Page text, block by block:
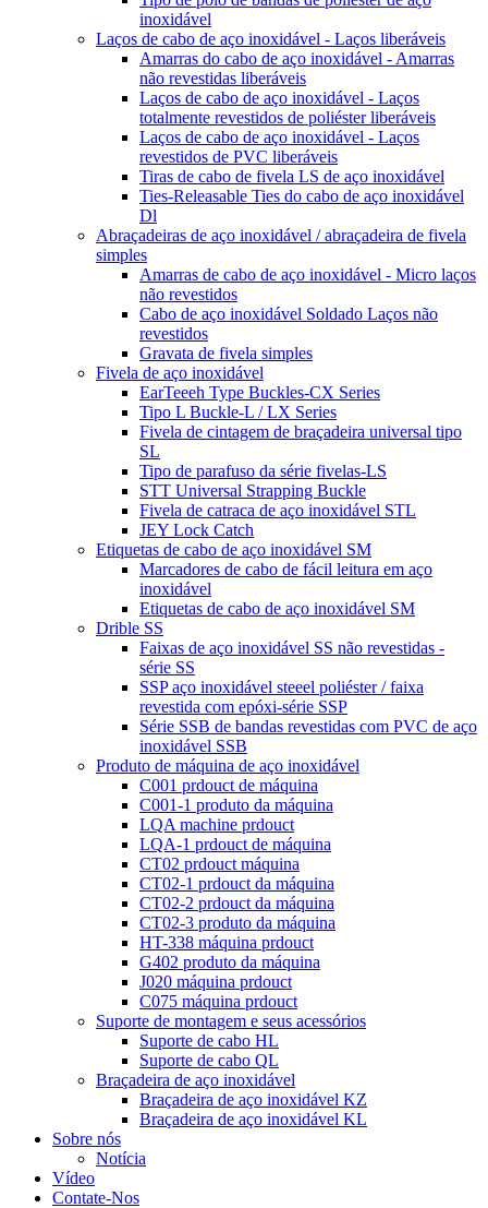
inoxidável
Laços de cabo de aço inoxidável - Laços liberáveis
Amarras do cabo de aço inoxidável - Amarras
não revestidas liberáveis
Laços de cabo de aço inoxidável - Laços
totalmente revestidos de poliéster liberáveis
Laços de cabo de aço inoxidável - Laços
revestidos de PVC liberáveis
Tiras de cabo de fivela LS de aço inoxidável
Ties-Releasable Ties do cabo de aço inoxidável
Dl
Abraçadeiras de aço inoxidável / abraçadeira de fivela
simples
Amarras de cabo de aço inoxidável - Micro laços
não revestidos
Cabo de aço inoxidável Soldado Laços não
revestidos
Gravata de fivela simples
Fivela de aço inoxidável
EarTeeeh Type Buckles-CX Series
Tipo L Buckle-L / LX Series
Fivela de cintagem de braçadeira universal tipo
SL
Tipo de parafuso da série fivelas-LS
STT Universal Strapping Buckle
Fivela de catraca de aço inoxidável STL
JEY Lock Catch
Etiquetas de cabo de aço inoxidável SM
Marcadores de cabo de fácil leitura em aço
inoxidável
Etiquetas de cabo de aço inoxidável SM
Drible SS
Faixas de aço inoxidável SS não revestidas -
série SS
SSP aço inoxidável steeel poliéster / faixa
revestida com epóxi-série SSP
Série SSB de bandas revestidas com PVC de aço
inoxidável SSB
Produto de máquina de aço inoxidável
C001 prdouct de máquina
C001-1 produto da máquina
LQA machine prdouct
LQA-1 prdouct de máquina
CT02 prdouct máquina
CT02-1 prdouct da máquina
CT02-2 prdouct da máquina
CT02-3 produto da máquina
HT-338 máquina prdouct
G402 produto da máquina
J020 máquina prdouct
C075 máquina prdouct
Suporte de montagem e seus acessórios
Suporte de cabo HL
Suporte de cabo QL
Braçadeira de aço inoxidável
Braçadeira de aço inoxidável KZ
Braçadeira de aço inoxidável KL
Sobre nós
Notícia
Vídeo
Contate-Nos